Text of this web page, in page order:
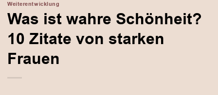
Weiterentwicklung
Was ist wahre Schönheit?
10 Zitate von starken
Frauen